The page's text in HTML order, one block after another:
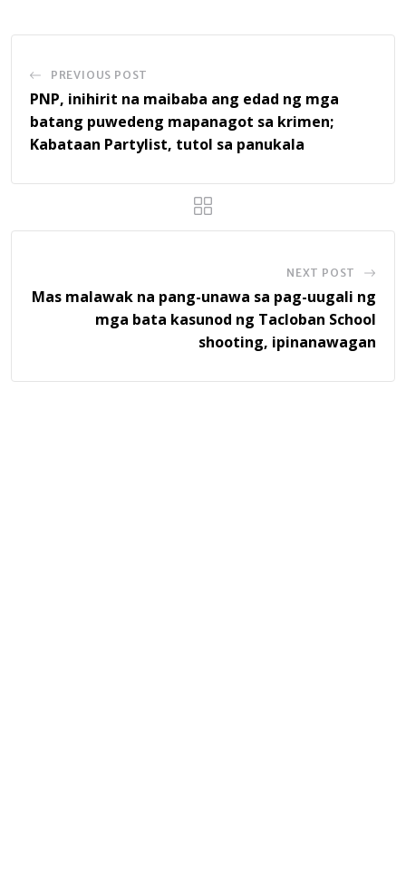
PREVIOUS POST
PNP, inihirit na maibaba ang edad ng mga
batang puwedeng mapanagot sa krimen;
Kabataan Partylist, tutol sa panukala
NEXT POST
Mas malawak na pang-unawa sa pag-uugali ng
mga bata kasunod ng Tacloban School
shooting, ipinanawagan